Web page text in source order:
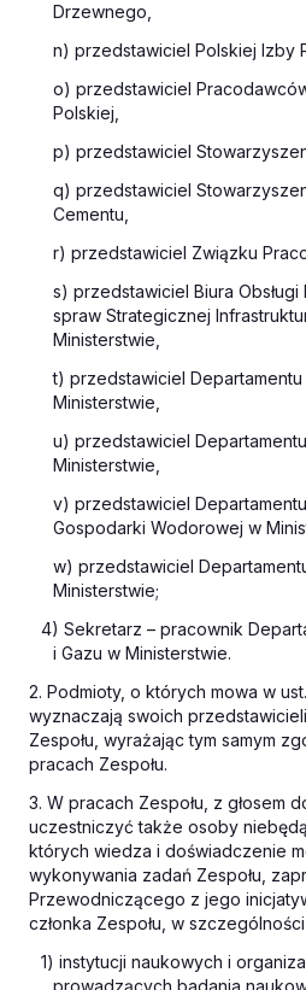
Drzewnego,
n) przedstawiciel Polskiej Izby
o) przedstawiciel
Polskiej,
p) przedstawiciel
q) przedstawiciel
Cementu,
r) przedstawiciel Związku
s) przedstawiciel Biura Obsługi
spraw Strategicznej
Ministerstwie,
t) przedstawiciel
Ministerstwie,
u) przedstawiciel
Ministerstwie,
v) przedstawiciel
Gospodarki Wodorowej w
w) przedstawiciel
Ministerstwie;
4) Sekretarz – pracownik
i Gazu w Ministerstwie.
2. Podmioty, o których mowa w
wyznaczają swoich
Zespołu, wyrażając tym samym
pracach Zespołu.
3. W pracach Zespołu, z głosem
uczestniczyć także osoby
których wiedza i doświadczenie
wykonywania zadań Zespołu,
Przewodniczącego z jego
członka Zespołu, w
1) instytucji naukowych i
prowadzących badania